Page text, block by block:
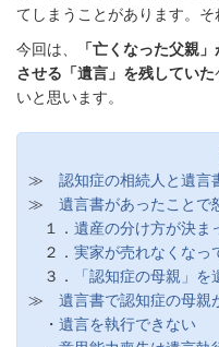
てしまうことがあります。
今回は、
「亡くなった父親
させる「遺言」を残していた
いと思います。
≫ 認知症の相続人と遺言
≫ 遺言書があったことで
１． 遺産の分け方が決ま
２． 実家が売れなくなっ
３．
「認知症の母親」
≫ 遺言書で認知症の母親
・ 遺言を執行できない